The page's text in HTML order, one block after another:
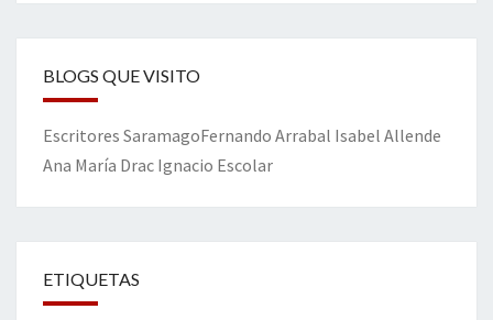
BLOGS QUE VISITO
Escritores SaramagoFernando Arrabal Isabel Allende
Ana María Drac Ignacio Escolar
ETIQUETAS